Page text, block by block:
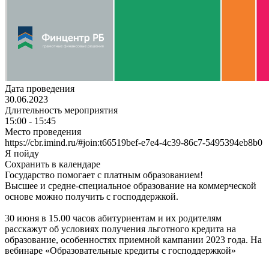
Дата проведения
30.06.2023
Длительность мероприятия
15:00 - 15:45
Место проведения
https://cbr.imind.ru/#join:t66519bef-e7e4-4c39-86c7-5495394eb8b0
Я пойду
Сохранить в календаре
Государство помогает с платным образованием!
Высшее и средне-специальное образование на коммерческой
основе можно получить с господдержкой.
30 июня в 15.00 часов абитуриентам и их родителям
расскажут об условиях получения льготного кредита на
образование, особенностях приемной кампании 2023 года. На
вебинаре «Образовательные кредиты с господдержкой»